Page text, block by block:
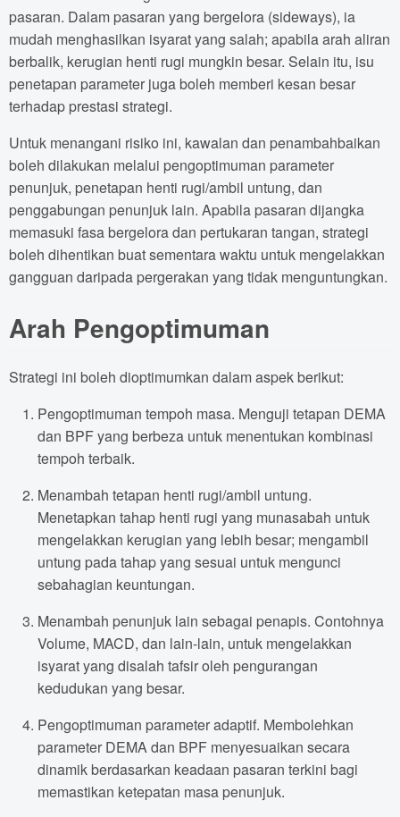
pasaran. Dalam pasaran yang bergelora (sideways), ia
mudah menghasilkan isyarat yang salah; apabila arah aliran
berbalik, kerugian henti rugi mungkin besar. Selain itu, isu
penetapan parameter juga boleh memberi kesan besar
terhadap prestasi strategi.
Untuk menangani risiko ini, kawalan dan penambahbaikan
boleh dilakukan melalui pengoptimuman parameter
penunjuk, penetapan henti rugi/ambil untung, dan
penggabungan penunjuk lain. Apabila pasaran dijangka
memasuki fasa bergelora dan pertukaran tangan, strategi
boleh dihentikan buat sementara waktu untuk mengelakkan
gangguan daripada pergerakan yang tidak menguntungkan.
Arah Pengoptimuman
Strategi ini boleh dioptimumkan dalam aspek berikut:
Pengoptimuman tempoh masa. Menguji tetapan DEMA
dan BPF yang berbeza untuk menentukan kombinasi
tempoh terbaik.
Menambah tetapan henti rugi/ambil untung.
Menetapkan tahap henti rugi yang munasabah untuk
mengelakkan kerugian yang lebih besar; mengambil
untung pada tahap yang sesuai untuk mengunci
sebahagian keuntungan.
Menambah penunjuk lain sebagai penapis. Contohnya
Volume, MACD, dan lain-lain, untuk mengelakkan
isyarat yang disalah tafsir oleh pengurangan
kedudukan yang besar.
Pengoptimuman parameter adaptif. Membolehkan
parameter DEMA dan BPF menyesuaikan secara
dinamik berdasarkan keadaan pasaran terkini bagi
memastikan ketepatan masa penunjuk.